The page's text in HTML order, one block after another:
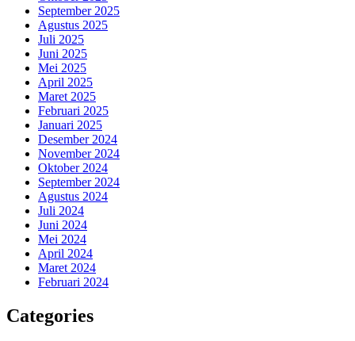
September 2025
Agustus 2025
Juli 2025
Juni 2025
Mei 2025
April 2025
Maret 2025
Februari 2025
Januari 2025
Desember 2024
November 2024
Oktober 2024
September 2024
Agustus 2024
Juli 2024
Juni 2024
Mei 2024
April 2024
Maret 2024
Februari 2024
Categories